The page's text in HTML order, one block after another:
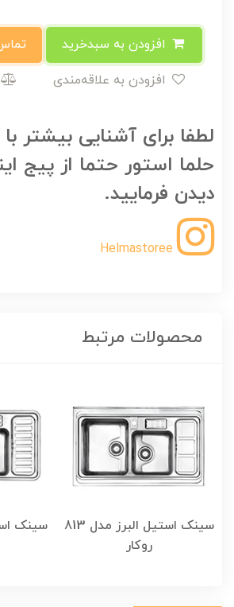
لطفا برای آشنایی بیشتر
حلما استور حتما از پیج
دیدن فرمایید.
Helmastoree
محصولات مرتبط
سینک استیل البرز مدل 813
روکار